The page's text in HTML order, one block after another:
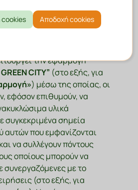
την εφαρμογή
CITY” (στο εξής, για
) μέσω της οποίας, οι
εφόσον επιθυμούν, να
υλικά
συγκεκριμένα σημεία
αυτών που εμφανίζονται
να συλλέγουν πόντους
οποίους μπορούν να
συνεργαζόμενες με το
(στο εξής, για
Αποδοχή cookies